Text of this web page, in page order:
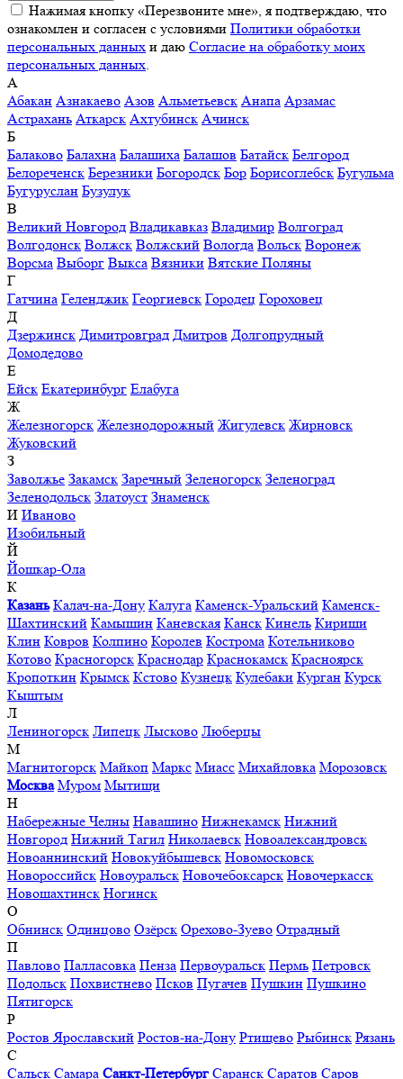
Нажимая кнопку «Перезвоните мне», я подтверждаю, что
ознакомлен и согласен с условиями Политики обработки
персональных данных и даю Согласие на обработку моих
персональных данных
А
Абакан Азнакаево Азов Альметьевск Анапа Арзамас
Астрахань Аткарск Ахтубинск Ачинск
Б
Балаково Балахна Балашиха Балашов Батайск Белгород
Белореченск Березники Богородск Бор Борисоглебск Бугульма
Бугуруслан Бузулук
В
Великий Новгород Владикавказ Владимир Волгоград
Волгодонск Волжск Волжский Вологда Вольск Воронеж
Ворсма Выборг Выкса Вязники Вятские Поляны
Г
Гатчина Геленджик Георгиевск Городец Гороховец
Д
Дзержинск Димитровград Дмитров Долгопрудный
Домодедово
Е
Ейск Екатеринбург Елабуга
Ж
Железногорск Железнодорожный Жигулевск Жирновск
Жуковский
З
Заволжье Закамск Заречный Зеленогорск Зеленоград
Зеленодольск Златоуст Знаменск
И Иваново
Изобильный
Й
Йошкар-Ола
К
Казань Калач-на-Дону Калуга Каменск-Уральский Каменск-
Шахтинский Камышин Каневская Канск Кинель Кириши
Клин Ковров Колпино Королев Кострома Котельниково
Котово Красногорск Краснодар Краснокамск Красноярск
Кропоткин Крымск Кстово Кузнецк Кулебаки Курган Курск
Кыштым
Л
Лениногорск Липецк Лысково Люберцы
М
Магнитогорск Майкоп Маркс Миасс Михайловка Морозовск
Москва Муром Мытищи
Н
Набережные Челны Навашино Нижнекамск Нижний
Новгород Нижний Тагил Николаевск Новоалександровск
Новоаннинский Новокуйбышевск Новомосковск
Новороссийск Новоуральск Новочебоксарск Новочеркасск
Новошахтинск Ногинск
О
Обнинск Одинцово Озёрск Орехово-Зуево Отрадный
П
Павлово Палласовка Пенза Первоуральск Пермь Петровск
Подольск Похвистнево Псков Пугачев Пушкин Пушкино
Пятигорск
Р
Ростов Ярославский Ростов-на-Дону Ртищево Рыбинск Рязань
С
Сальск Самара Санкт-Петербург Саранск Саратов Саров